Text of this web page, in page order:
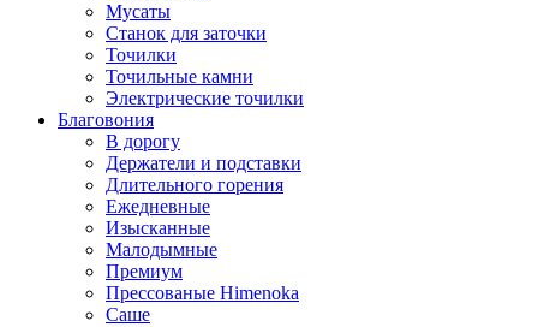
Мусаты
Станок для заточки
Точилки
Точильные камни
Электрические точилки
Благовония
В дорогу
Держатели и подставки
Длительного горения
Ежедневные
Изысканные
Малодымные
Премиум
Прессованые Himenoka
Саше